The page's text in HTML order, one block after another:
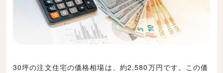
30坪の注文住宅の価格相場は、約2,580万円です。この価